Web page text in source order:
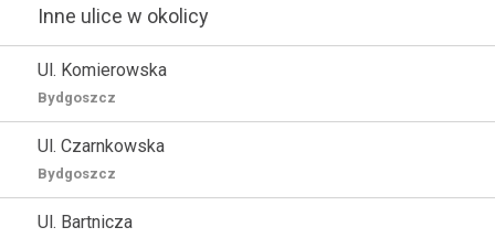
Inne ulice w okolicy
Ul. Komierowska
Bydgoszcz
Ul. Czarnkowska
Bydgoszcz
Ul. Bartnicza